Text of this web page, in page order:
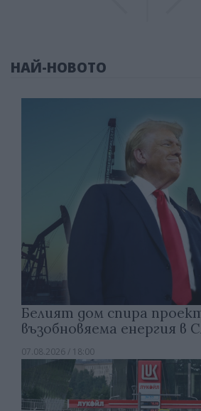
НАЙ-НОВОТО
Белият дом спира
възобновяема енергия в
07.08.2026 / 18:00